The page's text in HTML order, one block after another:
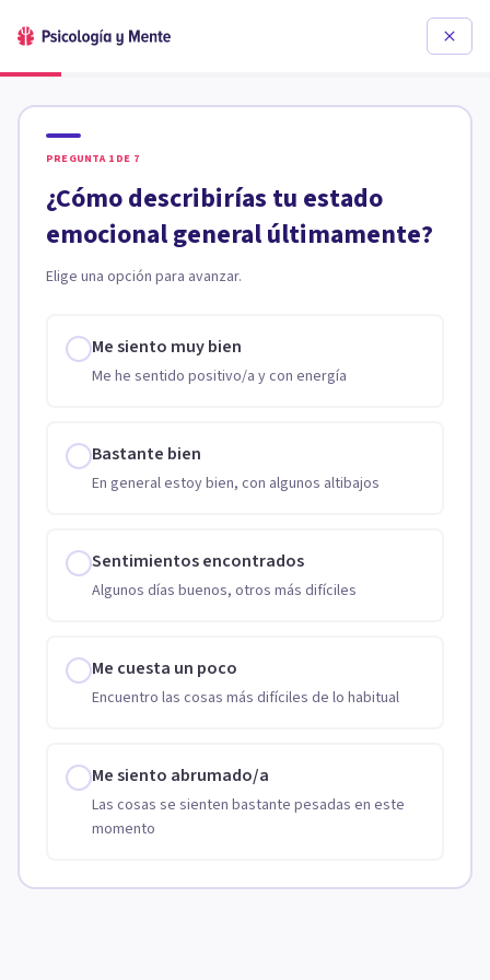
PREGUNTA 1 DE 7
¿Cómo describirías tu estado
emocional general últimamente?
Elige una opción para avanzar.
Me siento muy bien
Me he sentido positivo/a y con energía
Bastante bien
En general estoy bien, con algunos altibajos
Sentimientos encontrados
Algunos días buenos, otros más difíciles
Me cuesta un poco
Encuentro las cosas más difíciles de lo habitual
Me siento abrumado/a
Las cosas se sienten bastante pesadas en este
momento